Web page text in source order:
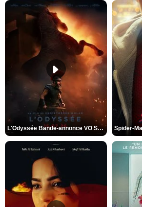
L'Odyssée Bande-annonce VO STFR